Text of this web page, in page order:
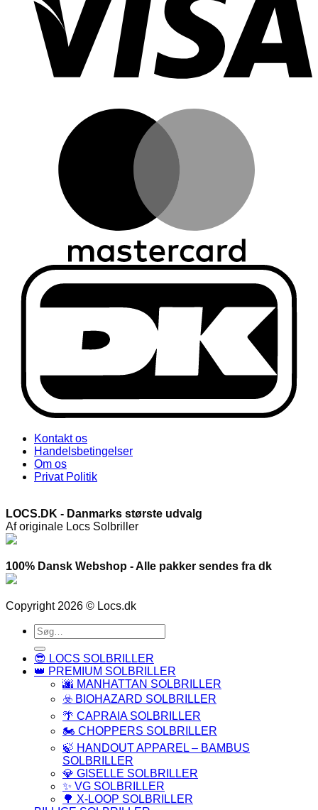
Kontakt os
Handelsbetingelser
Om os
Privat Politik
LOCS.DK - Danmarks største udvalg
Af originale Locs Solbriller
100% Dansk Webshop - Alle pakker sendes fra dk
Copyright 2026 © Locs.dk
Søg
efter:
😎 LOCS SOLBRILLER
👑 PREMIUM SOLBRILLER
🌆 MANHATTAN SOLBRILLER
☣️ BIOHAZARD SOLBRILLER
🌴 CAPRAIA SOLBRILLER
🏍️ CHOPPERS SOLBRILLER
🍃 HANDOUT APPAREL – BAMBUS
SOLBRILLER
💎 GISELLE SOLBRILLER
✨ VG SOLBRILLER
🌳 X-LOOP SOLBRILLER